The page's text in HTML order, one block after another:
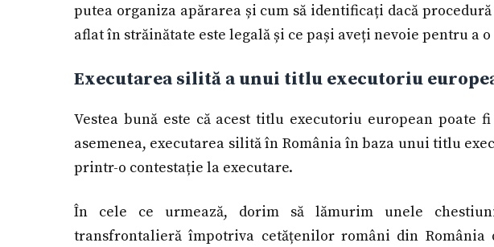
putea organiza apărarea și cum să identificați dacă
aflat în străinătate este legală și ce pași aveți nevoie pentru a
Executarea silită a unui titlu executoriu
Vestea bună este că acest titlu executoriu european poate
asemenea, executarea silită în România în baza unui titlu
printr-o contestație la executare.
În cele ce urmează, dorim să lămurim unele
transfrontalieră împotriva cetățenilor români din